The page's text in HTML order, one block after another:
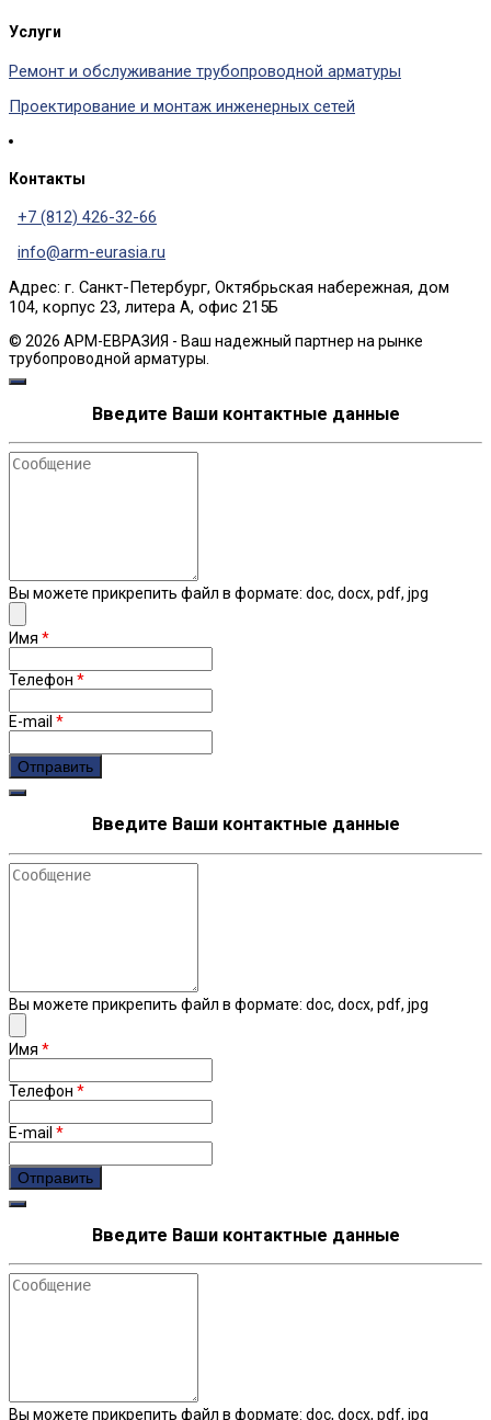
Услуги
Ремонт и обслуживание трубопроводной арматуры
Проектирование и монтаж инженерных сетей
Контакты
+7 (812) 426-32-66
info@arm-eurasia.ru
Адрес: г. Санкт-Петербург, Октябрьская набережная, дом
104, корпус 23, литера А, офис 215Б
© 2026 АРМ-ЕВРАЗИЯ - Ваш надежный партнер на рынке
трубопроводной арматуры.
Введите Ваши контактные данные
Сообщение
Вы можете прикрепить файл в формате: doc, docx, pdf, jpg
Имя *
Телефон *
E-mail *
Введите Ваши контактные данные
Сообщение
Вы можете прикрепить файл в формате: doc, docx, pdf, jpg
Имя *
Телефон *
E-mail *
Введите Ваши контактные данные
Сообщение
Вы можете прикрепить файл в формате: doc, docx, pdf, jpg